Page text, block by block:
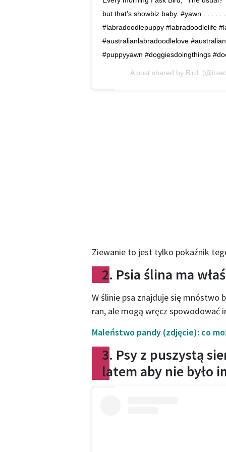
but that’s showbiz baby. #yawn . . . .
#labradoodlepuppy #labradoodlelife
#australianlabradoodlelove
#puppyyawn #doggiesdoingthings
A post shared by Bird.
Ziewanie to jest tylko pokaźnik
2. Psia ślina ma
W ślinie psa znajduje się
ran, ale mogą wręcz spowodować
Maleństwo pandy (zdjęcie): co
3. Psy z puszystą
latem aby nie było